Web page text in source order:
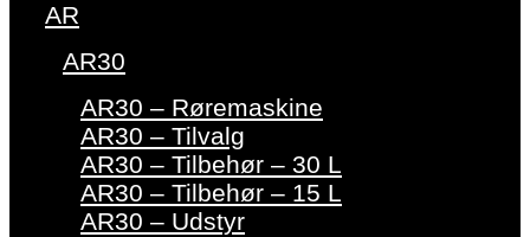
AR
AR30
AR30 – Røremaskine
AR30 – Tilvalg
AR30 – Tilbehør – 30 L
AR30 – Tilbehør – 15 L
AR30 – Udstyr